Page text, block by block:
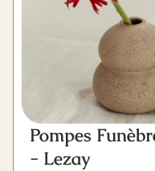
Pompes
- Lezay